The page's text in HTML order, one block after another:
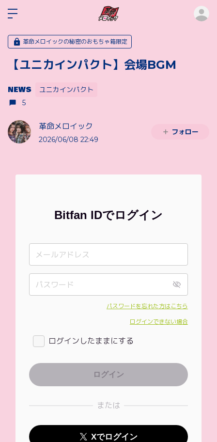
革命メロイックの秘密のおもちゃ箱限定
【ユニカインパクト】会場BGM
NEWS
ユニカインパクト
5
革命メロイック
2026/06/08 22:49
フォロー
Bitfan IDでログイン
パスワードを忘れた方はこちら
ログインできない場合
ログインしたままにする
または
Xでログイン